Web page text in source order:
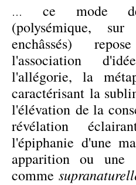
… ce mode
(polysémique,
enchâssés)
l'association
l'allégorie, la
caractérisant la
l'élévation de la
révélation
l'épiphanie d'une
apparition ou une
comme